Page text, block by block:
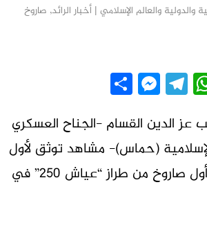
والدولية والعالم الإسلامي | أخبار الرائد, صاروخ
WhatsApp
Telegram
Messenger
عز الدين القسام -الجناح العسكري
(حماس)- مشاهد توثق لأول
مرة لحظة إطلاق أول صاروخ من طراز “عياش 250” في